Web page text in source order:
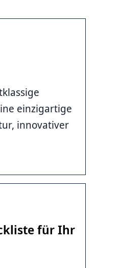
einzigartige
innovativer
für Ihr